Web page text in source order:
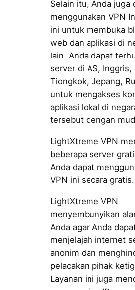
Selain itu, Anda juga
menggunakan VPN
ini untuk membuka
web dan aplikasi di
lain. Anda dapat
server di AS, Inggris,
Tiongkok, Jepang,
untuk mengakses
aplikasi lokal di
tersebut dengan
LightXtreme VPN
beberapa server
Anda dapat
VPN ini secara gratis.
LightXtreme VPN
menyembunyikan
Anda agar Anda
menjelajah internet
anonim dan
pelacakan pihak
Layanan ini juga